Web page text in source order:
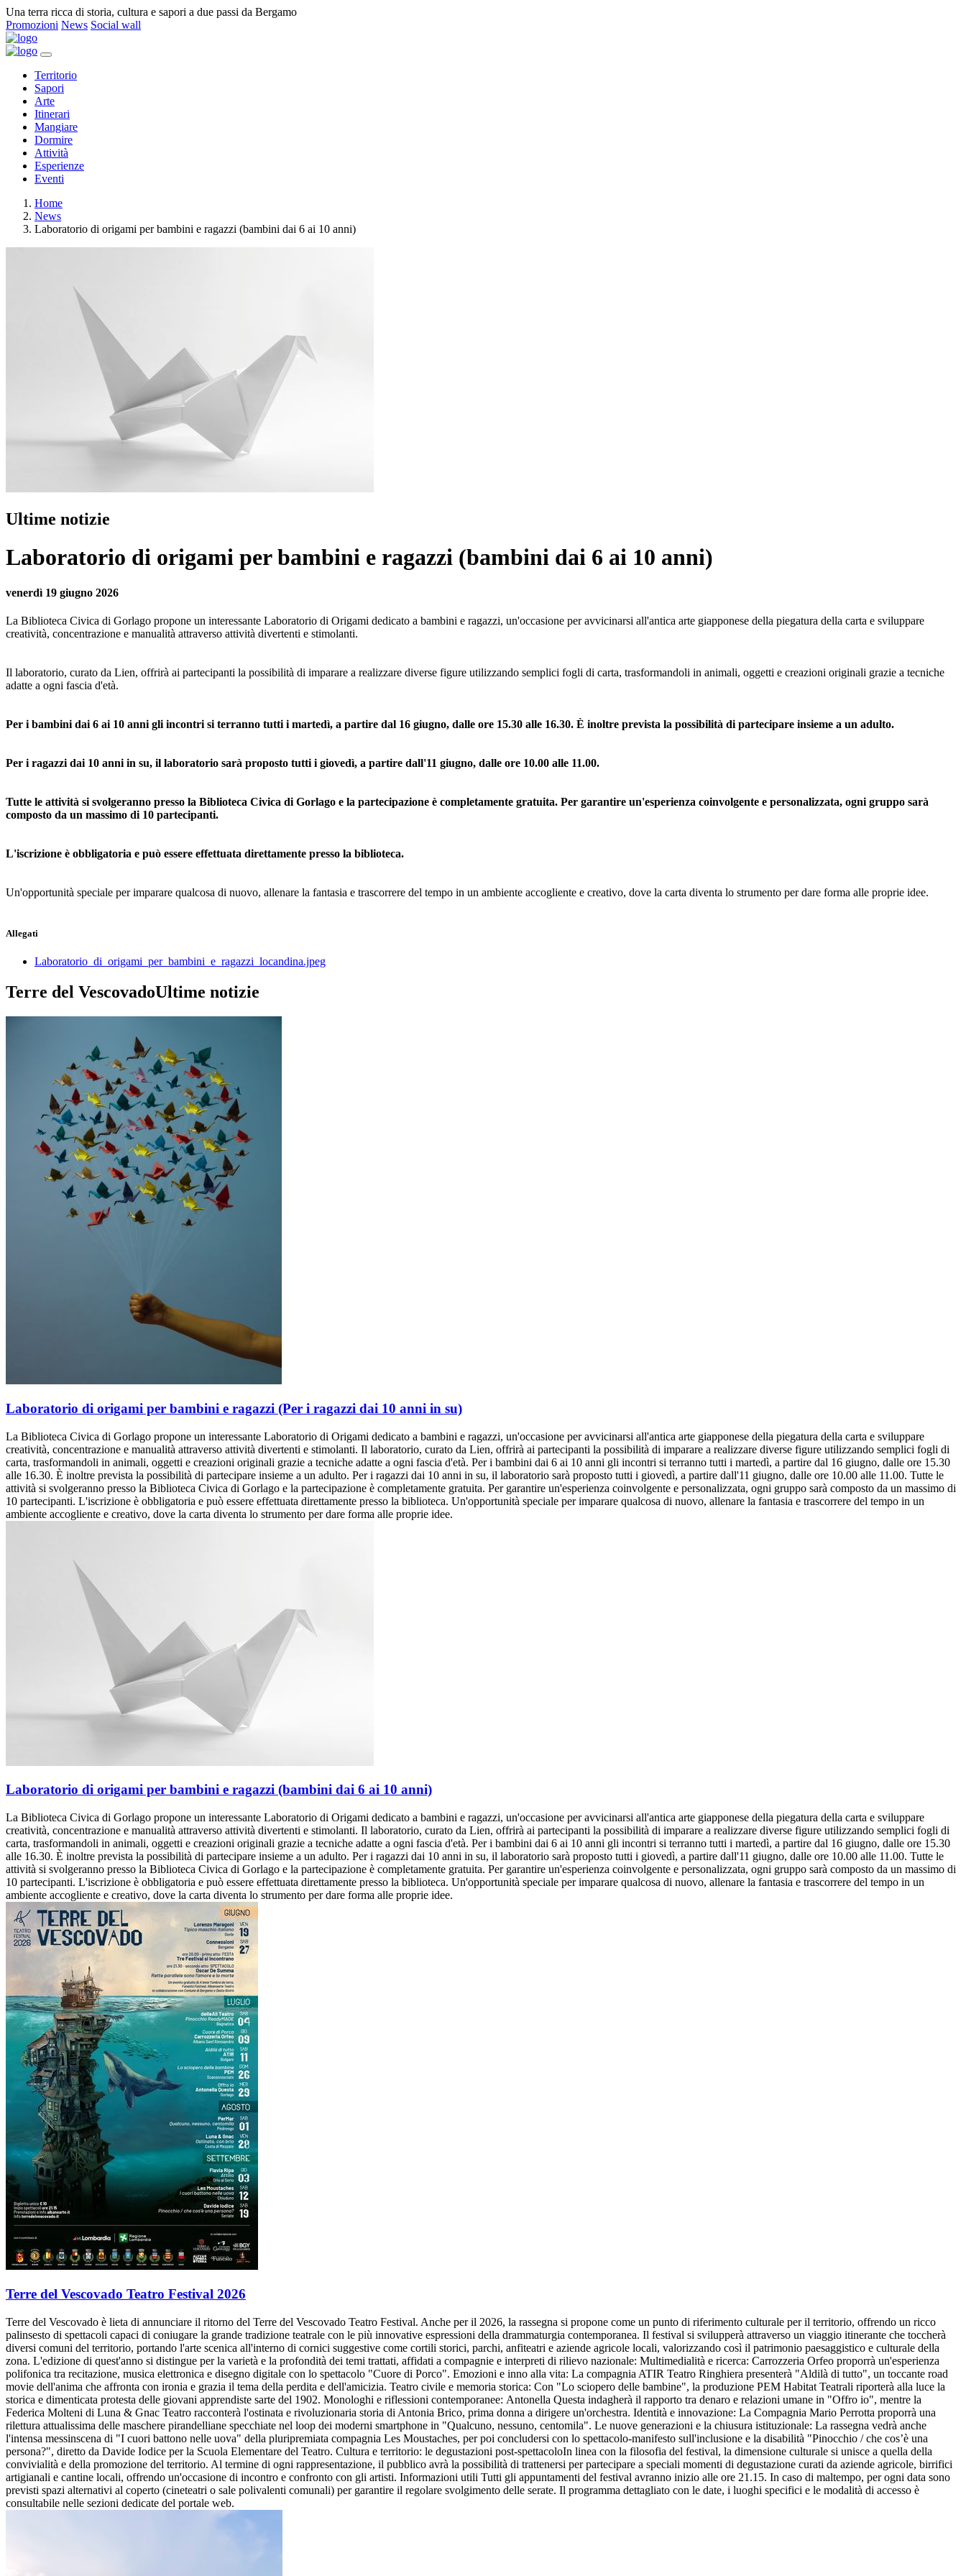
Una terra ricca di storia, cultura e sapori a due passi da Bergamo
Promozioni News Social wall
Territorio
Sapori
Arte
Itinerari
Mangiare
Dormire
Attività
Esperienze
Eventi
Home
News
Laboratorio di origami per bambini e ragazzi (bambini dai 6 ai 10 anni)
Ultime notizie
Laboratorio di origami per bambini e ragazzi (bambini dai 6 ai 10 anni)
venerdì 19 giugno 2026
La Biblioteca Civica di Gorlago propone un interessante Laboratorio di Origami dedicato a bambini e ragazzi, un'occasione per avvicinarsi all'antica arte giapponese della piegatura della carta e sviluppare
creatività, concentrazione e manualità attraverso attività divertenti e stimolanti.
Il laboratorio, curato da Lien, offrirà ai partecipanti la possibilità di imparare a realizzare diverse figure utilizzando semplici fogli di carta, trasformandoli in animali, oggetti e creazioni originali grazie a tecniche
adatte a ogni fascia d'età.
Per i bambini dai 6 ai 10 anni gli incontri si terranno tutti i martedì, a partire dal 16 giugno, dalle ore 15.30 alle 16.30. È inoltre prevista la possibilità di partecipare insieme a un adulto.
Per i ragazzi dai 10 anni in su, il laboratorio sarà proposto tutti i giovedì, a partire dall'11 giugno, dalle ore 10.00 alle 11.00.
Tutte le attività si svolgeranno presso la Biblioteca Civica di Gorlago e la partecipazione è completamente gratuita. Per garantire un'esperienza coinvolgente e personalizzata, ogni gruppo sarà
composto da un massimo di 10 partecipanti.
L'iscrizione è obbligatoria e può essere effettuata direttamente presso la biblioteca.
Un'opportunità speciale per imparare qualcosa di nuovo, allenare la fantasia e trascorrere del tempo in un ambiente accogliente e creativo, dove la carta diventa lo strumento per dare forma alle proprie idee.
Allegati
Laboratorio_di_origami_per_bambini_e_ragazzi_locandina.jpeg
Terre del VescovadoUltime notizie
Laboratorio di origami per bambini e ragazzi (Per i ragazzi dai 10 anni in su)
La Biblioteca Civica di Gorlago propone un interessante Laboratorio di Origami dedicato a bambini e ragazzi, un'occasione per avvicinarsi all'antica arte giapponese della piegatura della carta e sviluppare
creatività, concentrazione e manualità attraverso attività divertenti e stimolanti. Il laboratorio, curato da Lien, offrirà ai partecipanti la possibilità di imparare a realizzare diverse figure utilizzando semplici fogli di
carta, trasformandoli in animali, oggetti e creazioni originali grazie a tecniche adatte a ogni fascia d'età. Per i bambini dai 6 ai 10 anni gli incontri si terranno tutti i martedì, a partire dal 16 giugno, dalle ore 15.30
alle 16.30. È inoltre prevista la possibilità di partecipare insieme a un adulto. Per i ragazzi dai 10 anni in su, il laboratorio sarà proposto tutti i giovedì, a partire dall'11 giugno, dalle ore 10.00 alle 11.00. Tutte le
attività si svolgeranno presso la Biblioteca Civica di Gorlago e la partecipazione è completamente gratuita. Per garantire un'esperienza coinvolgente e personalizzata, ogni gruppo sarà composto da un massimo di
10 partecipanti. L'iscrizione è obbligatoria e può essere effettuata direttamente presso la biblioteca. Un'opportunità speciale per imparare qualcosa di nuovo, allenare la fantasia e trascorrere del tempo in un
ambiente accogliente e creativo, dove la carta diventa lo strumento per dare forma alle proprie idee.
Laboratorio di origami per bambini e ragazzi (bambini dai 6 ai 10 anni)
La Biblioteca Civica di Gorlago propone un interessante Laboratorio di Origami dedicato a bambini e ragazzi, un'occasione per avvicinarsi all'antica arte giapponese della piegatura della carta e sviluppare
creatività, concentrazione e manualità attraverso attività divertenti e stimolanti. Il laboratorio, curato da Lien, offrirà ai partecipanti la possibilità di imparare a realizzare diverse figure utilizzando semplici fogli di
carta, trasformandoli in animali, oggetti e creazioni originali grazie a tecniche adatte a ogni fascia d'età. Per i bambini dai 6 ai 10 anni gli incontri si terranno tutti i martedì, a partire dal 16 giugno, dalle ore 15.30
alle 16.30. È inoltre prevista la possibilità di partecipare insieme a un adulto. Per i ragazzi dai 10 anni in su, il laboratorio sarà proposto tutti i giovedì, a partire dall'11 giugno, dalle ore 10.00 alle 11.00. Tutte le
attività si svolgeranno presso la Biblioteca Civica di Gorlago e la partecipazione è completamente gratuita. Per garantire un'esperienza coinvolgente e personalizzata, ogni gruppo sarà composto da un massimo di
10 partecipanti. L'iscrizione è obbligatoria e può essere effettuata direttamente presso la biblioteca. Un'opportunità speciale per imparare qualcosa di nuovo, allenare la fantasia e trascorrere del tempo in un
ambiente accogliente e creativo, dove la carta diventa lo strumento per dare forma alle proprie idee.
Terre del Vescovado Teatro Festival 2026
Terre del Vescovado è lieta di annunciare il ritorno del Terre del Vescovado Teatro Festival. Anche per il 2026, la rassegna si propone come un punto di riferimento culturale per il territorio, offrendo un ricco
palinsesto di spettacoli capaci di coniugare la grande tradizione teatrale con le più innovative espressioni della drammaturgia contemporanea. Il festival si svilupperà attraverso un viaggio itinerante che toccherà
diversi comuni del territorio, portando l'arte scenica all'interno di cornici suggestive come cortili storici, parchi, anfiteatri e aziende agricole locali, valorizzando così il patrimonio paesaggistico e culturale della
zona. L'edizione di quest'anno si distingue per la varietà e la profondità dei temi trattati, affidati a compagnie e interpreti di rilievo nazionale: Multimedialità e ricerca: Carrozzeria Orfeo proporrà un'esperienza
polifonica tra recitazione, musica elettronica e disegno digitale con lo spettacolo "Cuore di Porco". Emozioni e inno alla vita: La compagnia ATIR Teatro Ringhiera presenterà "Aldilà di tutto", un toccante road
movie dell'anima che affronta con ironia e grazia il tema della perdita e dell'amicizia. Teatro civile e memoria storica: Con "Lo sciopero delle bambine", la produzione PEM Habitat Teatrali riporterà alla luce la
storica e dimenticata protesta delle giovani apprendiste sarte del 1902. Monologhi e riflessioni contemporanee: Antonella Questa indagherà il rapporto tra denaro e relazioni umane in "Offro io", mentre la
Federica Molteni di Luna & Gnac Teatro racconterà l'ostinata e rivoluzionaria storia di Antonia Brico, prima donna a dirigere un'orchestra. Identità e innovazione: La Compagnia Mario Perrotta proporrà una
rilettura attualissima delle maschere pirandelliane specchiate nel loop dei moderni smartphone in "Qualcuno, nessuno, centomila". Le nuove generazioni e la chiusura istituzionale: La rassegna vedrà anche
l'intensa messinscena di "I cuori battono nelle uova" della pluripremiata compagnia Les Moustaches, per poi concludersi con lo spettacolo-manifesto sull'inclusione e la disabilità "Pinocchio / che cos’è una
persona?", diretto da Davide Iodice per la Scuola Elementare del Teatro. Cultura e territorio: le degustazioni post-spettacoloIn linea con la filosofia del festival, la dimensione culturale si unisce a quella della
convivialità e della promozione del territorio. Al termine di ogni rappresentazione, il pubblico avrà la possibilità di trattenersi per partecipare a speciali momenti di degustazione curati da aziende agricole, birrifici
artigianali e cantine locali, offrendo un'occasione di incontro e confronto con gli artisti. Informazioni utili Tutti gli appuntamenti del festival avranno inizio alle ore 21.15. In caso di maltempo, per ogni data sono
previsti spazi alternativi al coperto (cineteatri o sale polivalenti comunali) per garantire il regolare svolgimento delle serate. Il programma dettagliato con le date, i luoghi specifici e le modalità di accesso è
consultabile nelle sezioni dedicate del portale web.